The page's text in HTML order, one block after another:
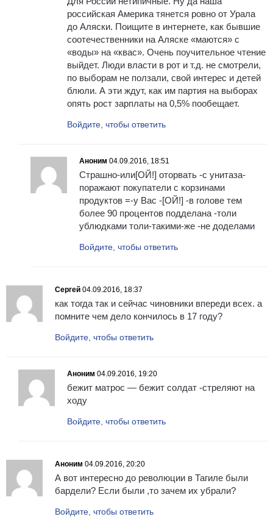
российская Америка тянется ровно от Урала
до Аляски. Поищите в интернете, как бывшие
соотечественники на Аляске «маются» с
«воды» на «квас». Очень поучительное чтение
выйдет. Люди власти в рот и т.д. не смотрели,
по выборам не ползали, свой интерес и детей
блюли. А эти ждут, как им партия на выборах
опять рост зарплаты на 0,5% пообещает.
Войдите, чтобы ответить
Аноним 04.09.2016, 18:51
Страшно-или[ОЙ!] оторвать -с унитаза-
поражают покупатели с корзинами
продуктов =-у Вас -[ОЙ!] -в голове тем
более 90 процентов подделана -толи
ублюдками толи-такими-же -не доделами
Войдите, чтобы ответить
Сергей 04.09.2016, 18:37
как тогда так и сейчас чиновники впереди всех. а
помните чем дело кончилось в 17 году?
Войдите, чтобы ответить
Аноним 04.09.2016, 19:20
бежит матрос — бежит солдат -стреляют на
ходу
Войдите, чтобы ответить
Аноним 04.09.2016, 20:20
А вот интересно до революции в Тагиле были
бардели? Если были ,то зачем их убрали?
Войдите, чтобы ответить